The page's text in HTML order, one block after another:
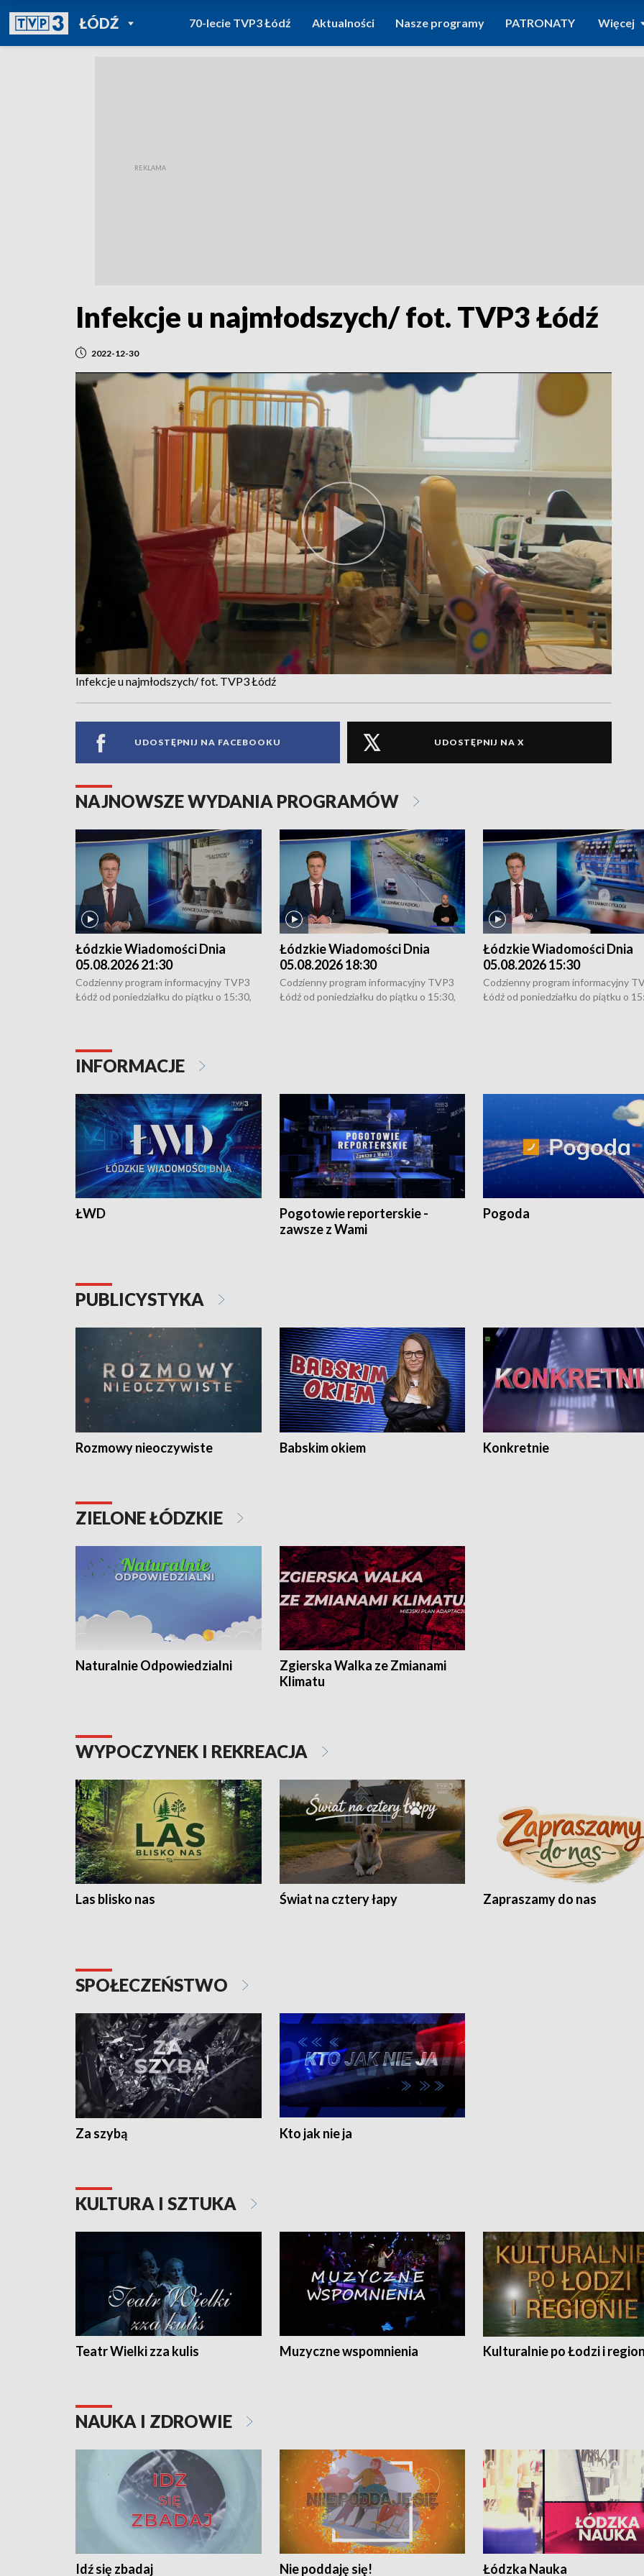
ŁÓDŹPOWRÓT DO
TVP REGIONY
70-lecie TVP3 Łódź Aktualności Nasze programy PATRONATY Więcej
Infekcje u najmłodszych/ fot. TVP3 Łódź
2022-12-30
Infekcje u najmłodszych/ fot. TVP3 Łódź
UDOSTĘPNIJ NA FACEBOOKU UDOSTĘPNIJ NA X
NAJNOWSZE WYDANIA PROGRAMÓW
Łódzkie Wiadomości Dnia
05.08.2026 21:30
Codzienny program informacyjny TVP3
Łódź od poniedziałku do piątku o 15:30,
Łódzkie Wiadomości Dnia
05.08.2026 18:30
Codzienny program informacyjny TVP3
Łódź od poniedziałku do piątku o 15:30,
Łódzkie Wiadomości Dnia
05.08.2026 15:30
Codzienny program informacyjny
Łódź od poniedziałku do piątku o
INFORMACJE
ŁWD
Pogotowie reporterskie -
zawsze z Wami
Pogoda
PUBLICYSTYKA
Rozmowy nieoczywiste Babskim okiem Konkretnie
ZIELONE ŁÓDZKIE
Naturalnie Odpowiedzialni
Zgierska Walka ze Zmianami
Klimatu
WYPOCZYNEK I REKREACJA
Las blisko nas Świat na cztery łapy Zapraszamy do nas
SPOŁECZEŃSTWO
Za szybą Kto jak nie ja
KULTURA I SZTUKA
Teatr Wielki zza kulis Muzyczne wspomnienia Kulturalnie po Łodzi i
NAUKA I ZDROWIE
Idź się zbadaj Nie poddaję się! Łódzka Nauka